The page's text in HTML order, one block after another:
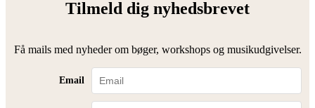
Tilmeld dig nyhedsbrevet
Få mails med nyheder om bøger, workshops og musikudgivelser.
Email